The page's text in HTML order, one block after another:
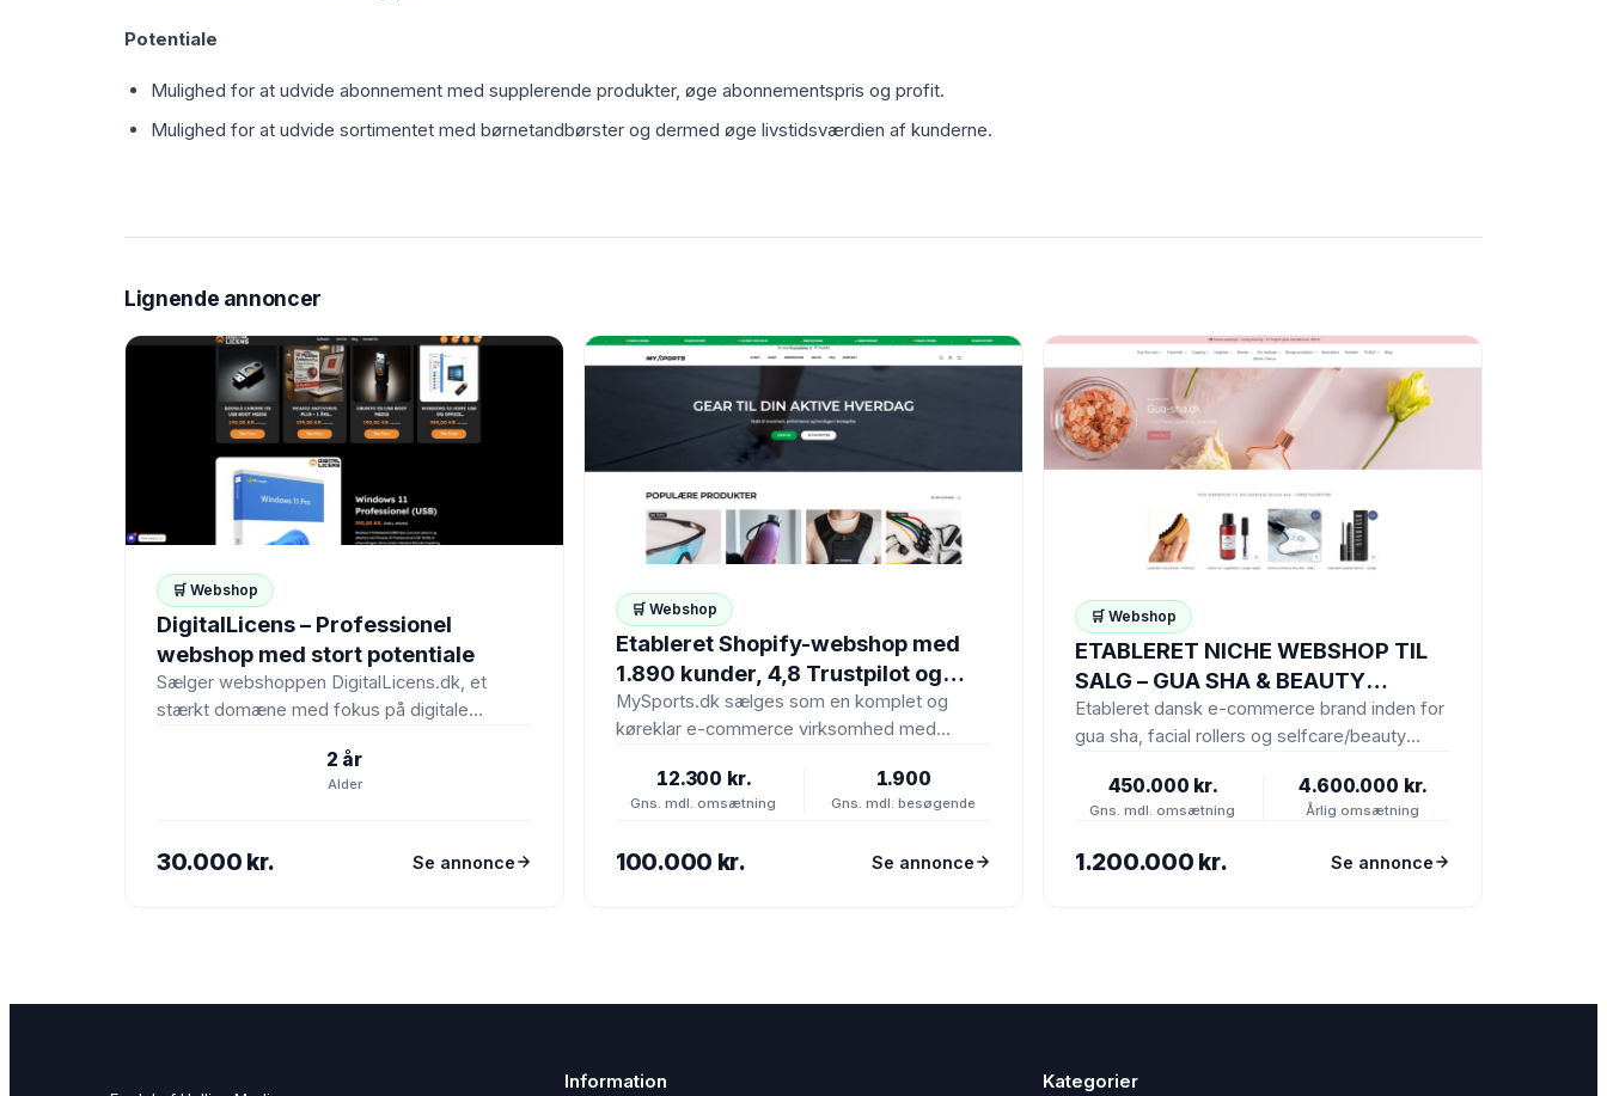
Potentiale
Mulighed for at udvide abonnement med supplerende produkter, øge abonnementspris og profit.
Mulighed for at udvide sortimentet med børnetandbørster og dermed øge livstidsværdien af kunderne.
Lignende annoncer
🛒 Webshop
DigitalLicens – Professionel
webshop med stort potentiale
Sælger webshoppen DigitalLicens.dk, et
stærkt domæne med fokus på digitale
2 år
Alder
30.000 kr. Se annonce
🛒 Webshop
Etableret Shopify-webshop med
1.890 kunder, 4,8 Trustpilot og
lager værdi 53.000 kr.
MySports.dk sælges som en komplet og
køreklar e-commerce virksomhed med
leverandørnetværk, branding og
markedsføringsaktiver. Virksomheden…
12.300 kr.
Gns. mdl. omsætning
1.900
Gns. mdl. besøgende
100.000 kr. Se annonce
🛒 Webshop
ETABLERET NICHE WEBSHOP TIL
SALG – GUA SHA & BEAUTY
(ASSET DEAL)
Etableret dansk e-commerce brand inden for
gua sha, facial rollers og selfcare/beauty
450.000 kr.
Gns. mdl. omsætning
4.600.000 kr.
Årlig omsætning
1.200.000 kr. Se annonce
Information Kategorier